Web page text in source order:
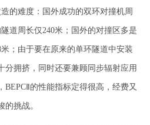
的难度：国外成功的双环对撞机周
道周长仅240米；国外的对撞区多是
；由于要在原来的单环隧道中安装
分拥挤，同时还要兼顾同步辐射应用
的性能指标定得很高，经费又
挑战。